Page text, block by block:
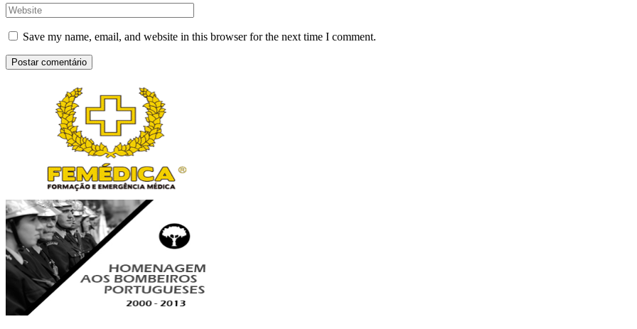
Save my name, email, and website in this browser for the next time I comment.